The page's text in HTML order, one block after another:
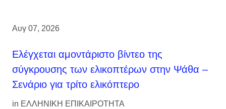
Αυγ 07, 2026
Ελέγχεται αμοντάριστο βίντεο της
σύγκρουσης των ελικοπτέρων στην Ψάθα –
Σενάριο για τρίτο ελικόπτερο
in ΕΛΛΗΝΙΚΗ ΕΠΙΚΑΙΡΟΤΗΤΑ